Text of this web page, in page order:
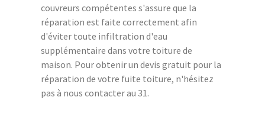
couvreurs compétentes s'assure que la
réparation est faite correctement afin
d'éviter toute infiltration d'eau
supplémentaire dans votre toiture de
maison. Pour obtenir un devis gratuit pour la
réparation de votre fuite toiture, n'hésitez
pas à nous contacter au 31.